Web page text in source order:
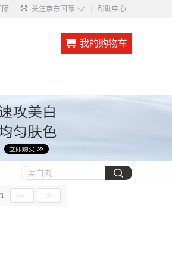
际 关注京东国际 ◇ 帮助中心
我的购物车
1 < >